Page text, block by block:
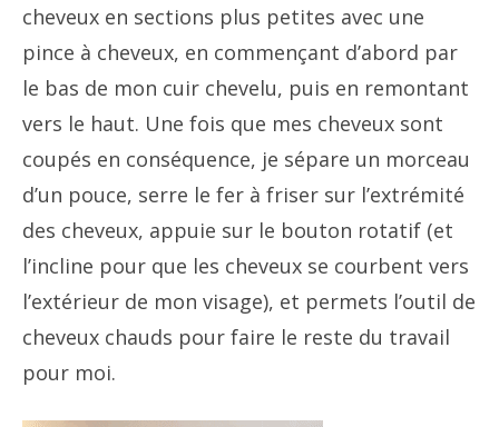
cheveux en sections plus petites avec une
pince à cheveux, en commençant d’abord par
le bas de mon cuir chevelu, puis en remontant
vers le haut. Une fois que mes cheveux sont
coupés en conséquence, je sépare un morceau
d’un pouce, serre le fer à friser sur l’extrémité
des cheveux, appuie sur le bouton rotatif (et
l’incline pour que les cheveux se courbent vers
l’extérieur de mon visage), et permets l’outil de
cheveux chauds pour faire le reste du travail
pour moi.